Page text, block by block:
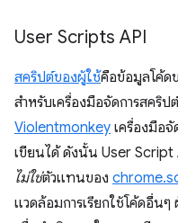
User Scripts API
สคริปต์ของผู้ใช้คือข้อมูลโค้ด
สำหรับเครื่องมือจัดการสคริป
Violentmonkey เครื่องมือจั
เขียนได้ ดังนั้น User Script
ไม่ใช่ตัวแทนของ
แวดล้อมการเรียกใช้โค้ดอื่นๆ